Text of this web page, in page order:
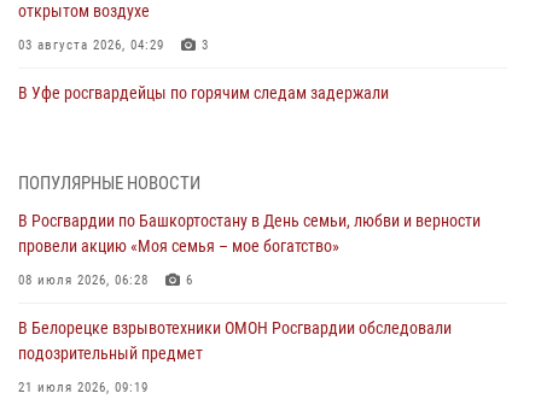
открытом воздухе
03 августа 2026, 04:29 3
В Уфе росгвардейцы по горячим следам задержали
Башкортостана ответил на вопросы граждан
30 июля 2026, 12:54
за преступления против половой неприкосновенности (видео)
29 июля 2026, 12:01
ПОПУЛЯРНЫЕ НОВОСТИ
В Росгвардии по Башкортостану в День семьи, любви и верности
провели акцию «Моя семья – мое богатство»
08 июля 2026, 06:28 6
В Белорецке взрывотехники ОМОН Росгвардии обследовали
подозрительный предмет
21 июля 2026, 09:19